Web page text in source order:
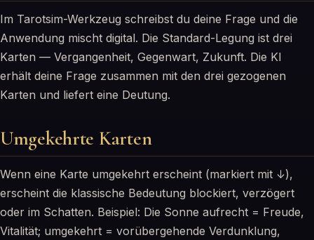
Im Tarotsim-Werkzeug schreibst du deine Frage und die
Anwendung mischt digital. Die Standard-Legung ist drei
Karten — Vergangenheit, Gegenwart, Zukunft. Die KI
erhält deine Frage zusammen mit den drei gezogenen
Karten und liefert eine Deutung.
Umgekehrte Karten
Wenn eine Karte umgekehrt erscheint (markiert mit ↓),
erscheint die klassische Bedeutung blockiert, verzögert
oder im Schatten. Beispiel: Die Sonne aufrecht = Freude,
Vitalität; umgekehrt = vorübergehende Verdunklung,